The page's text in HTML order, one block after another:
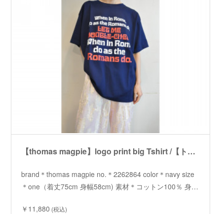
【thomas magpie】logo print big Tshirt /【トーマスマグパイ】ロゴプリントビッグTシャツ
brand＊thomas magpie no.＊2262864 color＊navy size
＊one（着丈75cm 身幅58cm) 素材＊コットン100％ 身…
￥11,880 (税込)